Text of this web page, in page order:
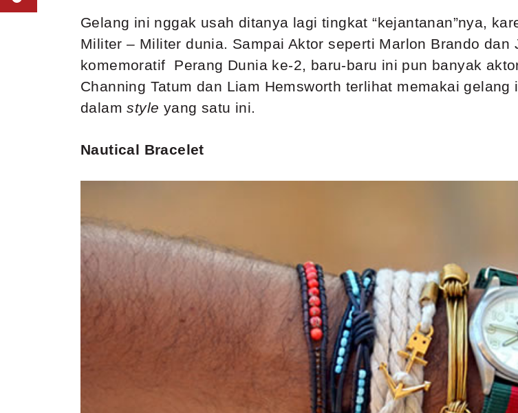
Gelang ini nggak usah ditanya lagi tingkat “kejantanan”nya,
Militer – Militer dunia. Sampai Aktor seperti Marlon Brando
komemoratif Perang Dunia ke-2, baru-baru ini pun banyak
Channing Tatum dan Liam Hemsworth terlihat memakai gelang
dalamstyle yang satu ini.
Nautical Bracelet